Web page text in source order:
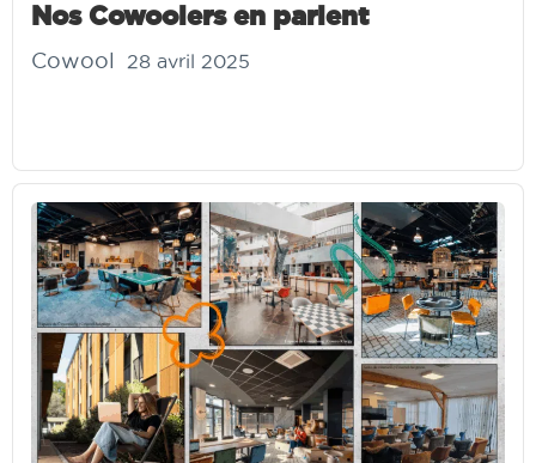
Nos Cowoolers en parlent
Cowool 28 avril 2025